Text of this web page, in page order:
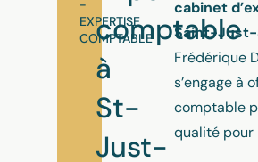
-
EXPERTISE
COMPTABLE
comptable
à
St-
Just-
cabinet
Saint-
Frédérique
s’engage à
comptable
qualité pour